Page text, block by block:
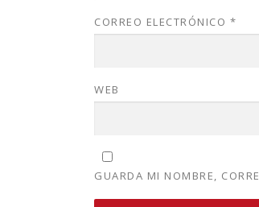
CORREO ELECTRÓNICO *
WEB
GUARDA MI NOMBRE,